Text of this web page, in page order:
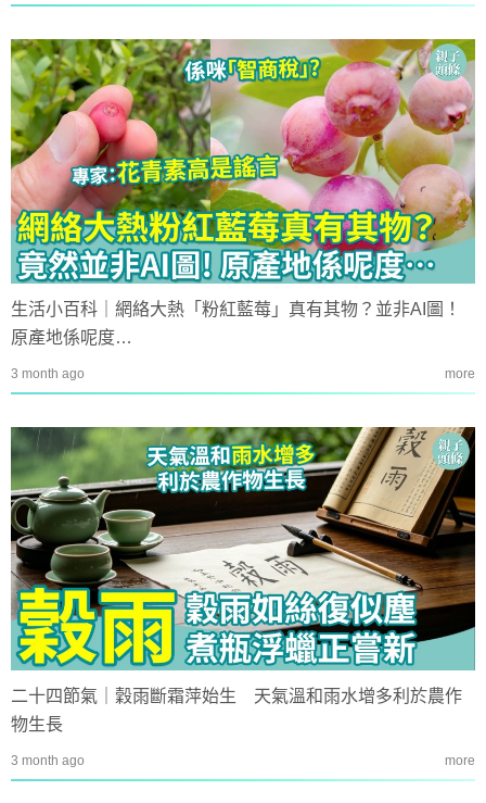
生活小百科｜網絡大熱「粉紅藍莓」真有其物？並非AI圖！
原產地係呢度…
3 month ago more
二十四節氣｜穀雨斷霜萍始生 天氣溫和雨水增多利於農作
物生長
3 month ago more